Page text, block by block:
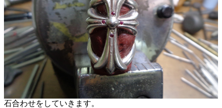
石合わせをしていきます。